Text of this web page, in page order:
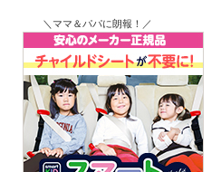
＼ママ＆パパに朗報！／